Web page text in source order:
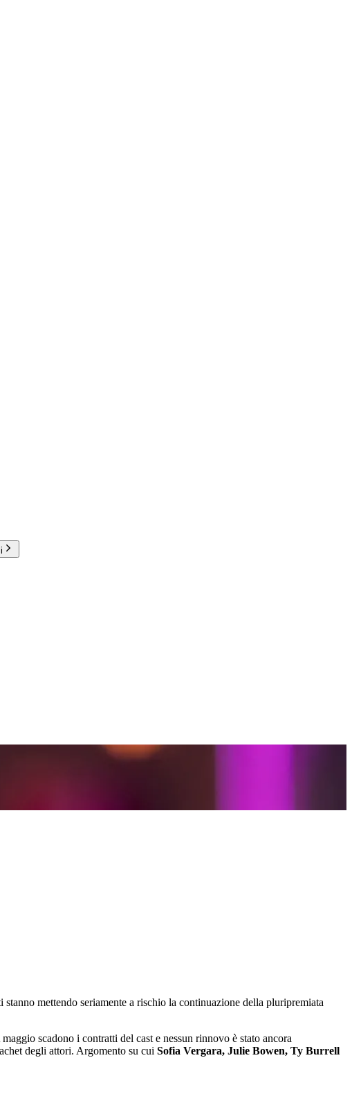
mettendo seriamente a rischio la continuazione della pluripremiata
scadono i contratti del cast e nessun rinnovo è stato ancora
degli attori. Argomento su cui Sofia Vergara, Julie Bowen, Ty Burrell